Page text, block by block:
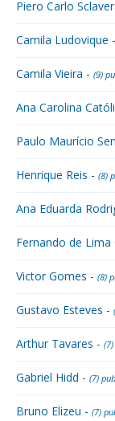
Piero Carlo
Camila Ludovique -
Camila Vieira - (9)
Ana Carolina
Paulo Maurício
Henrique Reis - (8)
Ana Eduarda
Fernando de Lima
Victor Gomes - (8)
Gustavo Esteves -
Arthur Tavares -
Gabriel Hidd - (7)
Bruno Elizeu - (7)